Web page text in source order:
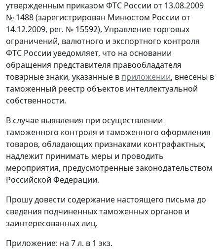
утвержденным приказом ФТС России от 13.08.2009
№ 1488 (зарегистрирован Минюстом России от
14.12.2009, рег. № 15592), Управление торговых
ограничений, валютного и экспортного контроля
ФТС России уведомляет, что на основании
обращения представителя правообладателя
товарные знаки, указанные в приложении, внесены в
таможенный реестр объектов интеллектуальной
собственности.
В случае выявления при осуществлении
таможенного контроля и таможенного оформления
товаров, обладающих признаками контрафактных,
надлежит принимать меры и проводить
мероприятия, предусмотренные законодательством
Российской Федерации.
Прошу довести содержание настоящего письма до
сведения подчиненных таможенных органов и
заинтересованных лиц.
Приложение: на 7 л. в 1 экз.